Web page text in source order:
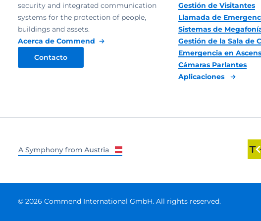
security and integrated communication
systems for the protection of people,
buildings and assets.
Acerca de Commend
Contacto
Gestión de Visitantes
Llamada de
Sistemas de
Gestión de la Sala de
Emergencia en
Cámaras Parlantes
Aplicaciones
© 2026 Commend International GmbH. All rights reserved.